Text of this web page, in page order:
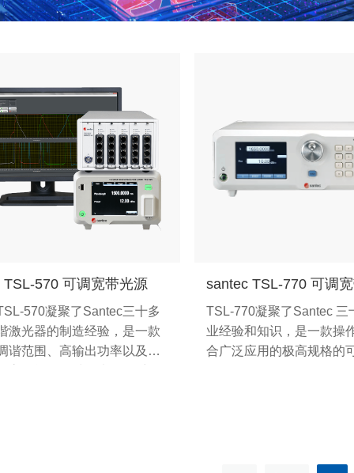
TSL-570 可调宽带光源
570凝聚了Santec三十多
激光器的制造经验，是一款
谐范围、高输出功率以及高
santec TSL-770 可调
TSL-770凝聚了Santec 三
业经验和知识，是一款操
合广泛应用的极高规格的